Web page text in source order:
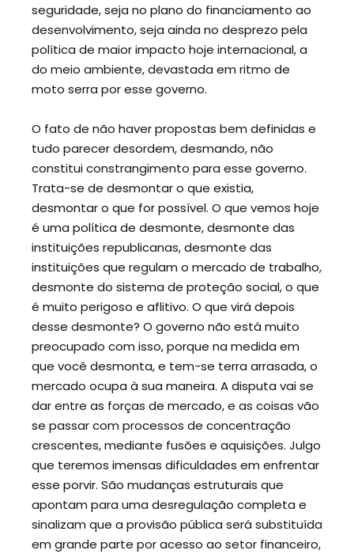
seguridade, seja no plano do financiamento ao
desenvolvimento, seja ainda no desprezo pela
política de maior impacto hoje internacional, a
do meio ambiente, devastada em ritmo de
moto serra por esse governo.
O fato de não haver propostas bem definidas e
tudo parecer desordem, desmando, não
constitui constrangimento para esse governo.
Trata-se de desmontar o que existia,
desmontar o que for possível. O que vemos hoje
é uma política de desmonte, desmonte das
instituições republicanas, desmonte das
instituições que regulam o mercado de trabalho,
desmonte do sistema de proteção social, o que
é muito perigoso e aflitivo. O que virá depois
desse desmonte? O governo não está muito
preocupado com isso, porque na medida em
que você desmonta, e tem-se terra arrasada, o
mercado ocupa à sua maneira. A disputa vai se
dar entre as forças de mercado, e as coisas vão
se passar com processos de concentração
crescentes, mediante fusões e aquisições. Julgo
que teremos imensas dificuldades em enfrentar
esse porvir. São mudanças estruturais que
apontam para uma desregulação completa e
sinalizam que a provisão pública será substituída
em grande parte por acesso ao setor financeiro,